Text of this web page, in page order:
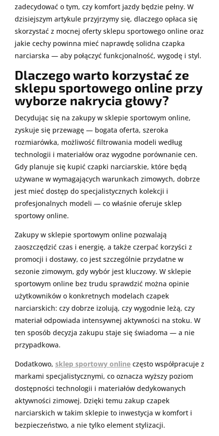
zadecydować o tym, czy komfort jazdy będzie pełny. W
dzisiejszym artykule przyjrzymy się, dlaczego opłaca się
skorzystać z mocnej oferty sklepu sportowego online oraz
jakie cechy powinna mieć naprawdę solidna czapka
narciarska — aby połączyć funkcjonalność, wygodę i styl.
Dlaczego warto korzystać ze
sklepu sportowego online przy
wyborze nakrycia głowy?
Decydując się na zakupy w sklepie sportowym online,
zyskuje się przewagę — bogata oferta, szeroka
rozmiarówka, możliwość filtrowania modeli według
technologii i materiałów oraz wygodne porównanie cen.
Gdy planuje się kupić czapki narciarskie, które będą
używane w wymagających warunkach zimowych, dobrze
jest mieć dostęp do specjalistycznych kolekcji i
profesjonalnych modeli — co właśnie oferuje sklep
sportowy online.
Zakupy w sklepie sportowym online pozwalają
zaoszczędzić czas i energię, a także czerpać korzyści z
promocji i dostawy, co jest szczególnie przydatne w
sezonie zimowym, gdy wybór jest kluczowy. W sklepie
sportowym online bez trudu sprawdzić można opinie
użytkowników o konkretnych modelach czapek
narciarskich: czy dobrze izolują, czy wygodnie leżą, czy
materiał odpowiada intensywnej aktywności na stoku. W
ten sposób decyzja zakupu staje się świadoma — a nie
przypadkowa.
Dodatkowo, sklep sportowy online często współpracuje z
markami specjalistycznymi, co oznacza wyższy poziom
dostępności technologii i materiałów dedykowanych
aktywności zimowej. Dzięki temu zakup czapek
narciarskich w takim sklepie to inwestycja w komfort i
bezpieczeństwo, a nie tylko element stylizacji.